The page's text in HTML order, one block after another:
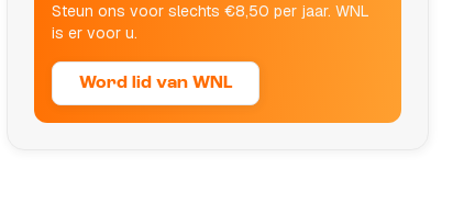
Steun ons voor slechts €8,50 per jaar. WNL
is er voor u.
Word lid van WNL